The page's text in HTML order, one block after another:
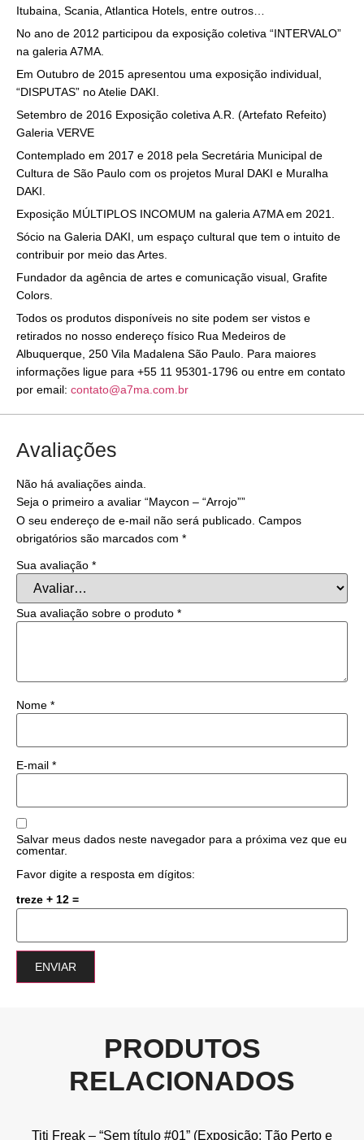
Itubaina, Scania, Atlantica Hotels, entre outros…
No ano de 2012 participou da exposição coletiva “INTERVALO”
na galeria A7MA.
Em Outubro de 2015 apresentou uma exposição individual,
“DISPUTAS” no Atelie DAKI.
Setembro de 2016 Exposição coletiva A.R. (Artefato Refeito)
Galeria VERVE
Contemplado em 2017 e 2018 pela Secretária Municipal de
Cultura de São Paulo com os projetos Mural DAKI e Muralha
DAKI.
Exposição MÚLTIPLOS INCOMUM na galeria A7MA em 2021.
Sócio na Galeria DAKI, um espaço cultural que tem o intuito de
contribuir por meio das Artes.
Fundador da agência de artes e comunicação visual, Grafite
Colors.
Todos os produtos disponíveis no site podem ser vistos e
retirados no nosso endereço físico Rua Medeiros de
Albuquerque, 250 Vila Madalena São Paulo. Para maiores
informações ligue para +55 11 95301-1796 ou entre em contato
por email: contato@a7ma.com.br
Avaliações
Não há avaliações ainda.
Seja o primeiro a avaliar “Maycon – “Arrojo””
O seu endereço de e-mail não será publicado. Campos
obrigatórios são marcados com *
Sua avaliação *
Sua avaliação sobre o produto *
Nome *
E-mail *
Salvar meus dados neste navegador para a próxima vez que eu
comentar.
Favor digite a resposta em dígitos:
treze + 12 =
PRODUTOS
RELACIONADOS
Titi Freak – “Sem título #01” (Exposição: Tão Perto e